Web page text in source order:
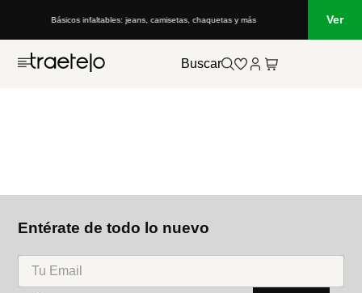
Básicos infaltables: jeans, camisetas, chaquetas y más Ver
Buscar
Entérate de todo lo nuevo